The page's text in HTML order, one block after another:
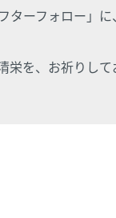
ターフォロー」
栄を、お祈りし